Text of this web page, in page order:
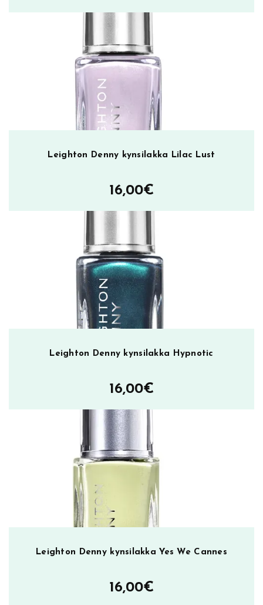
Leighton Denny kynsilakka Lilac Lust
16,00€
Leighton Denny kynsilakka Hypnotic
16,00€
Leighton Denny kynsilakka Yes We Cannes
16,00€